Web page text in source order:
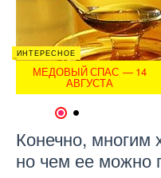
ИНТЕРЕСНОЕ
МЕДОВЫЙ СПАС — 14
АВГУСТА
Конечно, многим
но чем ее можно